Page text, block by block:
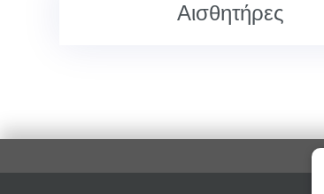
Αισθητήρες